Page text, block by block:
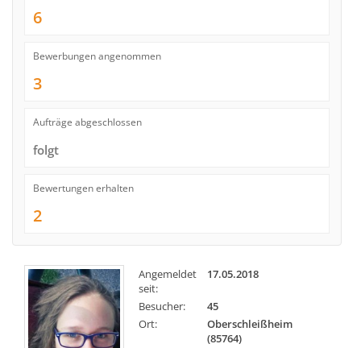
6
Bewerbungen angenommen
3
Aufträge abgeschlossen
folgt
Bewertungen erhalten
2
Angemeldet
seit:
17.05.2018
Besucher:
45
Ort:
Oberschleißheim
(85764)